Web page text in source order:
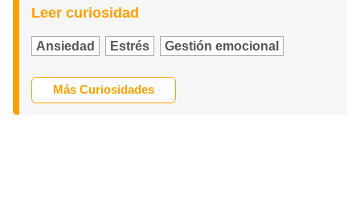
Leer curiosidad
Ansiedad Estrés Gestión emocional
Más Curiosidades